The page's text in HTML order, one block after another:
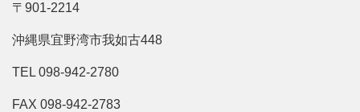
〒901-2214
沖縄県宜野湾市我如古448
TEL 098-942-2780
FAX 098-942-2783